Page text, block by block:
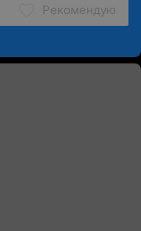
Рекомендую